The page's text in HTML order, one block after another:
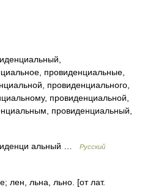
провиденциальные,
провиденциального,
провиденциальной,
провиденциальный,
альный …
Русский
лен, льна, льно. [от лат.